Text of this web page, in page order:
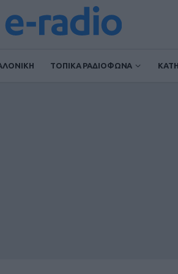
ΤΟΠΙΚΑ ΡΑΔΙΟΦΩΝΑ